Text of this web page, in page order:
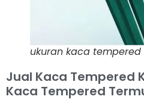
ukuran kaca tempered
Jual Kaca Tempered
Kaca Tempered